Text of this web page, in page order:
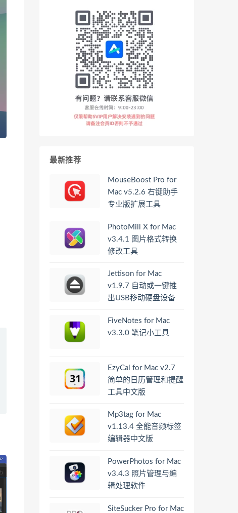
最新推荐
MouseBoost Pro for
Mac v5.2.6 右键助手
专业版扩展工具
PhotoMill X for Mac
v3.4.1 图片格式转换
修改工具
Jettison for Mac
v1.9.7 自动或一键推
出USB移动硬盘设备
FiveNotes for Mac
v3.3.0 笔记小工具
EzyCal for Mac v2.7
简单的日历管理和提醒
工具中文版
Mp3tag for Mac
v1.13.4 全能音频标签
编辑器中文版
PowerPhotos for Mac
v3.4.3 照片管理与编
辑处理软件
SiteSucker Pro for Mac